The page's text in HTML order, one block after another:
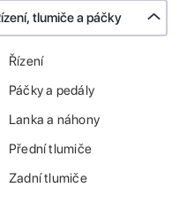
tlumiče a páčky
Řízení
Páčky a pedály
Lanka a náhony
Přední tlumiče
Zadní tlumiče